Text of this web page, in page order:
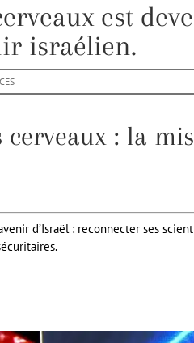
est
israélien.
: la
d’Israël : reconnecter ses